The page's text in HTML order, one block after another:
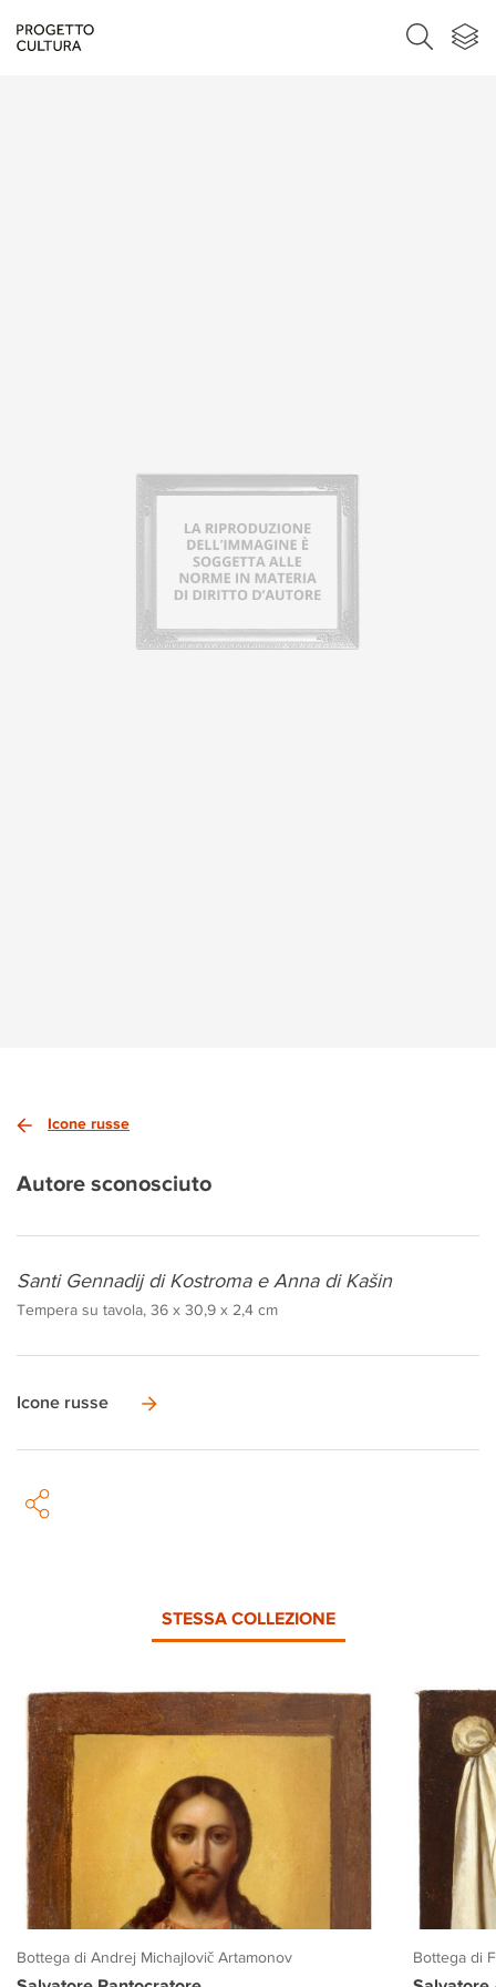
Icone russe
Autore sconosciuto
Santi Gennadij di Kostroma e Anna di Kašin
Tempera su tavola, 36 x 30,9 x 2,4 cm
Icone russe
STESSA COLLEZIONE
Bottega di Andrej Michajlovič Artamonov Bottega di